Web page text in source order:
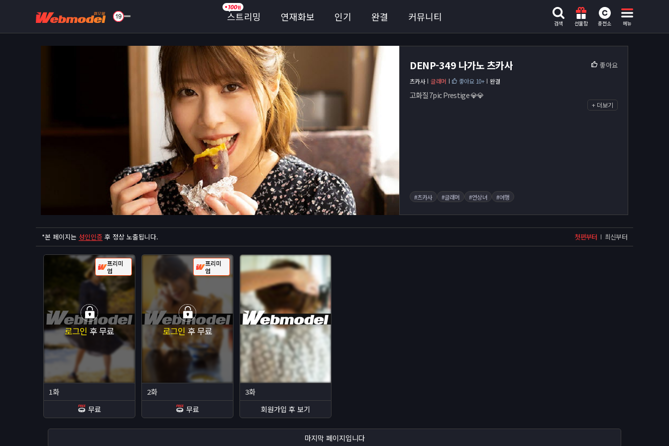
검색 선물함 충전소 메뉴
스트리밍 연재화보 인기 완결 커뮤니티
DENP-349 나가노 츠카사 좋아요
츠카사 글래머 좋아요 10+ 완결
고화질 7pic Prestige 💎💎
+ 더보기
#츠카사 #글래머 #연상녀 #여행
*본 페이지는 성인인증 후 정상 노출됩니다. 첫편부터 최신부터
로그인 후 무료
프리미
엄
1화
무료
로그인 후 무료
프리미
엄
2화
무료
3화
회원가입 후 보기
마지막 페이지입니다